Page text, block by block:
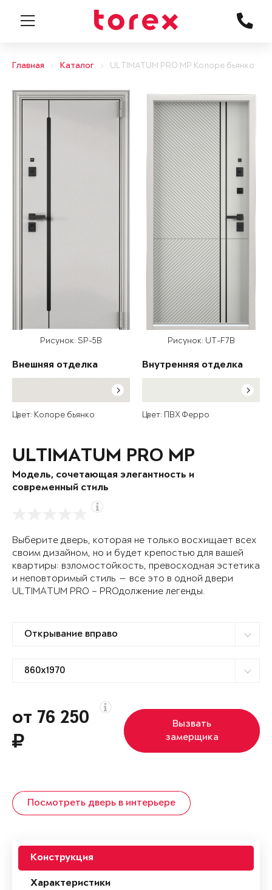
Главная Каталог ULTIMATUM PRO MP Колоре бьянко
Рисунок: SP-5B
Внешняя отделка
Цвет: Колоре бьянко
Рисунок: UT-F7B
Внутренняя отделка
Цвет: ПВХ Ферро
ULTIMATUM PRO MP
Модель, сочетающая элегантность и
современный стиль
Выберите дверь, которая не только восхищает всех
своим дизайном, но и будет крепостью для вашей
квартиры: взломостойкость, превосходная эстетика
и неповторимый стиль — все это в одной двери
ULTIMATUM PRO – PROдолжение легенды.
от 76 250
Вызвать
замерщика
Посмотреть дверь в интерьере
Конструкция
Характеристики